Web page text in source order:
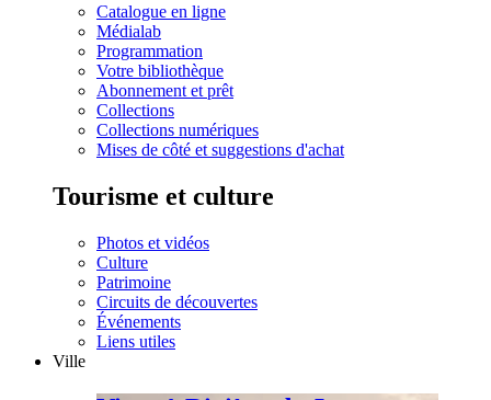
Catalogue en ligne
Médialab
Programmation
Votre bibliothèque
Abonnement et prêt
Collections
Collections numériques
Mises de côté et suggestions d'achat
Tourisme et culture
Photos et vidéos
Culture
Patrimoine
Circuits de découvertes
Événements
Liens utiles
Ville